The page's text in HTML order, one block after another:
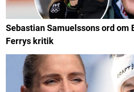
Sebastian Samuelssons ord om
Ferrys kritik